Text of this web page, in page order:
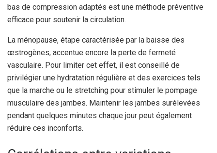
bas de compression adaptés est une méthode préventive
efficace pour soutenir la circulation.
La ménopause, étape caractérisée par la baisse des
œstrogènes, accentue encore la perte de fermeté
vasculaire. Pour limiter cet effet, il est conseillé de
privilégier une hydratation régulière et des exercices tels
que la marche ou le stretching pour stimuler le pompage
musculaire des jambes. Maintenir les jambes surélevées
pendant quelques minutes chaque jour peut également
réduire ces inconforts.